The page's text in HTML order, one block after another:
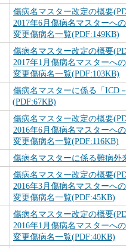
傷病名マスター改定の概要
2017年6月傷病名マスターへ
変更傷病名一覧(PDF:149KB)
傷病名マスター改定の概要
2017年1月傷病名マスターへ
変更傷病名一覧(PDF:103KB)
傷病名マスターに係る「ICD
(PDF:67KB)
傷病名マスター改定の概要
2016年6月傷病名マスターへ
変更傷病名一覧(PDF:116KB)
傷病名マスターに係る難病外
傷病名マスター改定の概要
2016年3月傷病名マスターへ
変更傷病名一覧(PDF:45KB)
傷病名マスター改定の概要
2016年1月傷病名マスターへ
変更傷病名一覧(PDF:40KB)